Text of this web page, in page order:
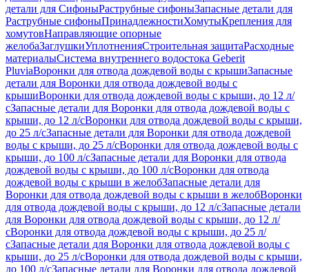
детали для СифоныРаструбные сифоныЗапасные детали для
Раструбные сифоныПринадлежностиХомутыКрепления для
хомутовНаправляющие опорные
желобаЗаглушкиУплотненияСтроительная защитаРасходные
материалыСистема внутреннего водостока Geberit
PluviaВоронки для отвода дождевой воды с крышиЗапасные
детали для Воронки для отвода дождевой воды с
крышиВоронки для отвода дождевой воды с крыши, до 12 л/
сЗапасные детали для Воронки для отвода дождевой воды с
крыши, до 12 л/сВоронки для отвода дождевой воды с крыши,
до 25 л/сЗапасные детали для Воронки для отвода дождевой
воды с крыши, до 25 л/сВоронки для отвода дождевой воды с
крыши, до 100 л/сЗапасные детали для Воронки для отвода
дождевой воды с крыши, до 100 л/сВоронки для отвода
дождевой воды с крыши в желобЗапасные детали для
Воронки для отвода дождевой воды с крыши в желобВоронки
для отвода дождевой воды с крыши, до 12 л/сЗапасные детали
для Воронки для отвода дождевой воды с крыши, до 12 л/
сВоронки для отвода дождевой воды с крыши, до 25 л/
сЗапасные детали для Воронки для отвода дождевой воды с
крыши, до 25 л/сВоронки для отвода дождевой воды с крыши,
до 100 л/сЗапасные детали для Воронки для отвода дождевой